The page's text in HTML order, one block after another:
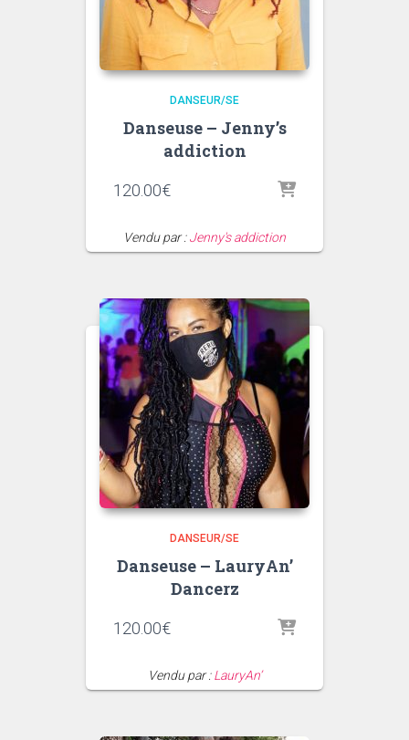
DANSEUR/SE
Danseuse – Jenny’s
addiction
120.00€
Vendu par :Jenny's addiction
DANSEUR/SE
Danseuse – LauryAn’
Dancerz
120.00€
Vendu par :LauryAn’